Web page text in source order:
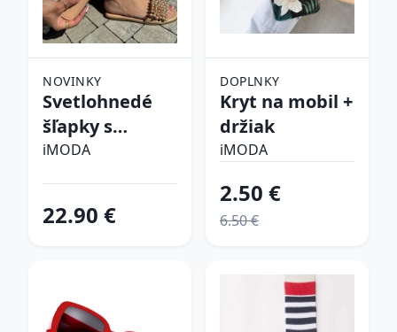
NOVINKY
Svetlohnedé
šľapky s
perličkami
iMODA
22.90 €
DOPLNKY
Kryt na mobil +
držiak
iMODA
2.50 €
6.50 €